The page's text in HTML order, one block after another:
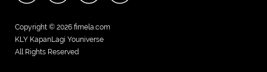
Copyright © 2026 fimela.com
KLY KapanLagi Youniverse
All Rights Reserved